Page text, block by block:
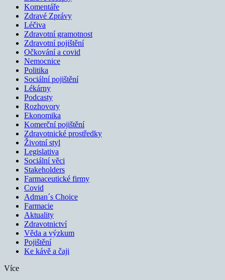
Komentáře
Zdravé Zprávy
Léčiva
Zdravotní gramotnost
Zdravotní pojištění
Očkování a covid
Nemocnice
Politika
Sociální pojištění
Lékárny
Podcasty
Rozhovory
Ekonomika
Komerční pojištění
Zdravotnické prostředky
Životní styl
Legislativa
Sociální věci
Stakeholders
Farmaceutické firmy
Covid
Adman´s Choice
Farmacie
Aktuality
Zdravotnictví
Věda a výzkum
Pojištění
Ke kávě a čaji
Více